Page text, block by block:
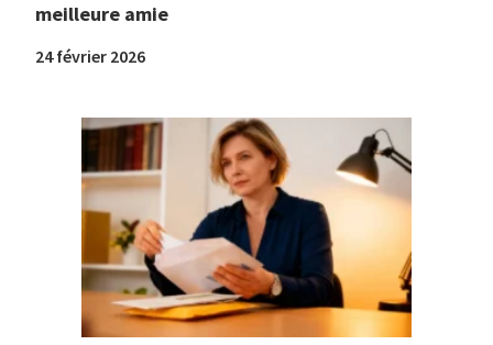
meilleure amie
24 février 2026